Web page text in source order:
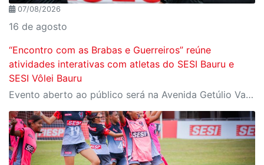
07/08/2026
16 de agosto
“Encontro com as Brabas e Guerreiros” reúne
atividades interativas com atletas do SESI Bauru e
SESI Vôlei Bauru
Evento aberto ao público será na Avenida Getúlio Vargas, no domingo, 16, às 9h, com revelação do novo uniforme da equipe